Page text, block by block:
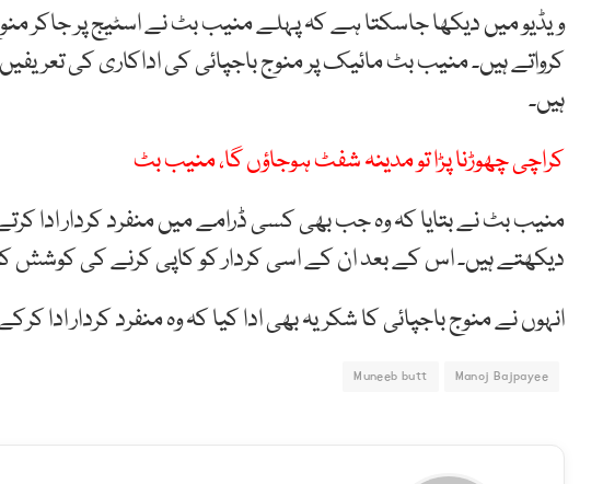
ویڈیو میں دیکھا جاسکتا ہے کہ پہلے منیب بٹ نے اسٹیج پر جاکر منوج
کرواتے ہیں۔ منیب بٹ مائیک پر منوج باجپائی کی اداکاری کی
ہیں۔
کراچی چھوڑنا پڑا تو مدینہ شفٹ ہوجاؤں گا، منیب بٹ
منیب بٹ نے بتایا کہ وہ جب بھی کسی ڈرامے میں منفرد کردار ادا
دیکھتے ہیں۔ اس کے بعد ان کے اسی کردار کو کاپی کرنے کی کوشش
انہوں نے منوج باجپائی کا شکریہ بھی ادا کیا کہ وہ منفرد کردار ادا
Manoj Bajpayee
Muneeb butt